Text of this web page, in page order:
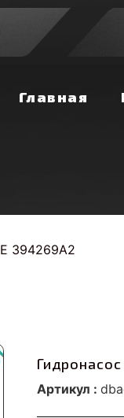
Главная
394269A2
Артикул :